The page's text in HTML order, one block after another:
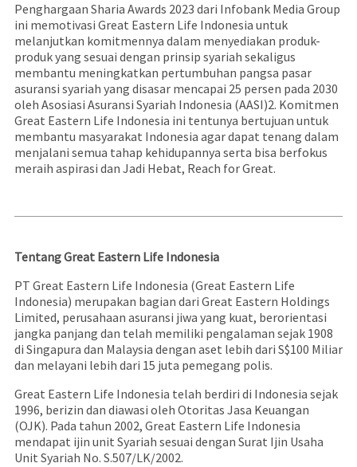
Penghargaan Sharia Awards 2023 dari Infobank Media Group
ini memotivasi Great Eastern Life Indonesia untuk
melanjutkan komitmennya dalam menyediakan produk-
produk yang sesuai dengan prinsip syariah sekaligus
membantu meningkatkan pertumbuhan pangsa pasar
asuransi syariah yang disasar mencapai 25 persen pada 2030
oleh Asosiasi Asuransi Syariah Indonesia (AASI)2. Komitmen
Great Eastern Life Indonesia ini tentunya bertujuan untuk
membantu masyarakat Indonesia agar dapat tenang dalam
menjalani semua tahap kehidupannya serta bisa berfokus
meraih aspirasi dan Jadi Hebat, Reach for Great.
Tentang Great Eastern Life Indonesia
PT Great Eastern Life Indonesia (Great Eastern Life
Indonesia) merupakan bagian dari Great Eastern Holdings
Limited, perusahaan asuransi jiwa yang kuat, berorientasi
jangka panjang dan telah memiliki pengalaman sejak 1908
di Singapura dan Malaysia dengan aset lebih dari S$100 Miliar
dan melayani lebih dari 15 juta pemegang polis.
Great Eastern Life Indonesia telah berdiri di Indonesia sejak
1996, berizin dan diawasi oleh Otoritas Jasa Keuangan
(OJK). Pada tahun 2002, Great Eastern Life Indonesia
mendapat ijin unit Syariah sesuai dengan Surat Ijin Usaha
Unit Syariah No. S.507/LK/2002.